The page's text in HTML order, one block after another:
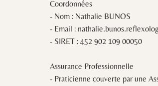
Coordonnées
- Nom : Nathalie BUNOS
- Email :
- SIRET : 452 902 109 00050
Assurance Professionnelle
- Praticienne couverte par une